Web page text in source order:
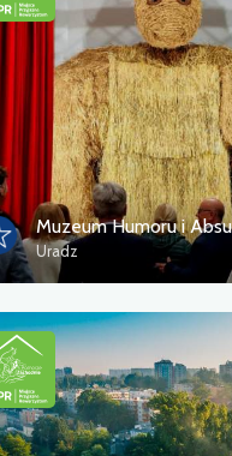
Muzeum Humoru i
Uradz